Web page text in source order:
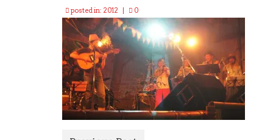
posted in: 2012 0